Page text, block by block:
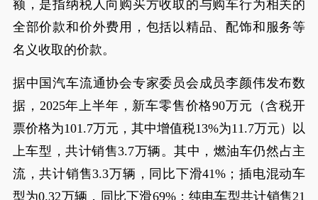
额，是指纳税人向购买方收取的与购车行为相关的
全部价款和价外费用，包括以精品、配饰和服务等
名义收取的价款。
据中国汽车流通协会专家委员会成员李颜伟发布数
据，2025年上半年，新车零售价格90万元（含税开
票价格为101.7万元，其中增值税13%为11.7万元）以
上车型，共计销售3.7万辆。其中，燃油车仍然占主
流，共计销售3.3万辆，同比下滑41%；插电混动车
型为0.32万辆，同比下滑69%；纯电车型共计销售21